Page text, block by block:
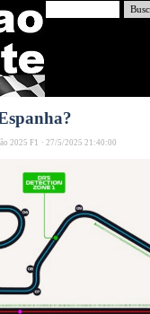
2025 F1 · 27/5/2025 21:40:00